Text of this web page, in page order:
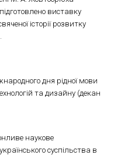
виставку
історії розвитку
дня рідної мови
та дизайну (декан
наукове
суспільства в